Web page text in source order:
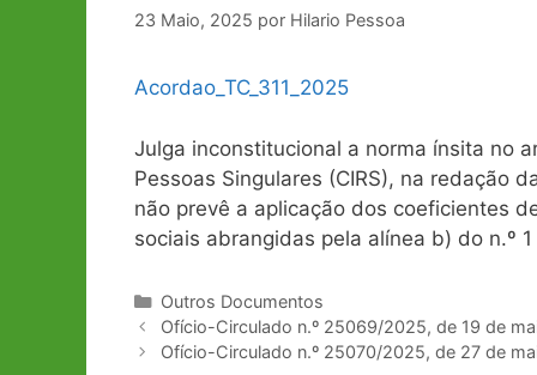
23 Maio, 2025 por Hilario Pessoa
Acordao_TC_311_2025
Julga inconstitucional a norma ínsita no
Pessoas Singulares (CIRS), na redação
não prevê a aplicação dos coeficientes
sociais abrangidas pela alínea b) do n.º
Categorias
Outros Documentos
Navegação
de
Ofício-Circulado n.º 25069/2025, de 19 de
Ofício-Circulado n.º 25070/2025, de 27 de